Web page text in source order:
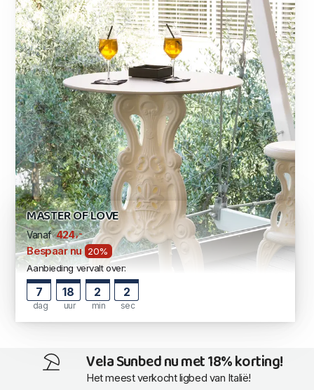
MASTER OF LOVE
Vanaf 424,-
Bespaar nu 20%
Aanbieding vervalt over:
7
dag
18
uur
2
min
1
sec
Vela Sunbed nu met 18% korting!
Het meest verkocht ligbed van Italië!